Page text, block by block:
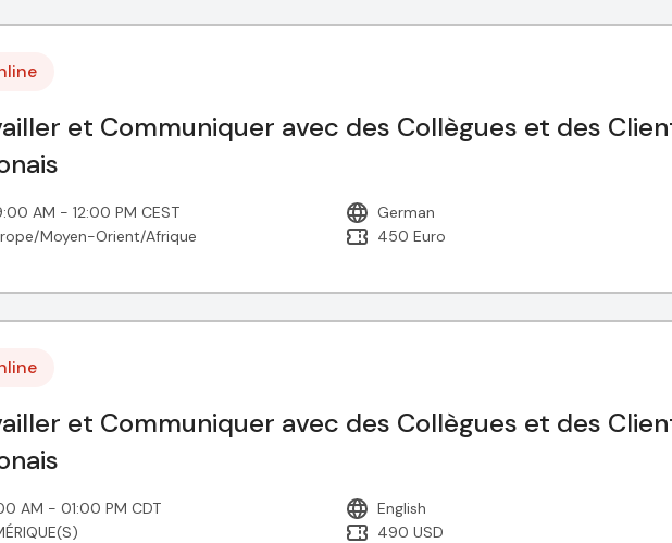
et Communiquer avec des Collègues et des
AM - 12:00 PM CEST
German
Moyen-Orient/Afrique
450 Euro
et Communiquer avec des Collègues et des
AM - 01:00 PM CDT
English
490 USD